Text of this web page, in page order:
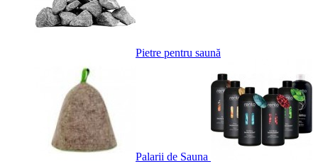
Pietre pentru saună
Palarii de Sauna